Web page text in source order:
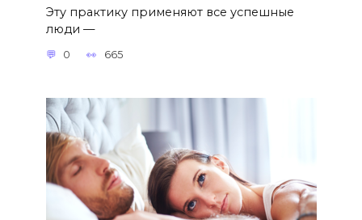
Эту практику применяют все успешные
люди —
0 665